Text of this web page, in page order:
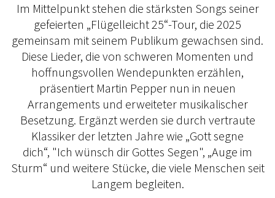
Im Mittelpunkt stehen die stärksten Songs seiner
gefeierten „Flügelleicht 25“-Tour, die 2025
gemeinsam mit seinem Publikum gewachsen sind.
Diese Lieder, die von schweren Momenten und
hoffnungsvollen Wendepunkten erzählen,
präsentiert Martin Pepper nun in neuen
Arrangements und erweiteter musikalischer
Besetzung. Ergänzt werden sie durch vertraute
Klassiker der letzten Jahre wie „Gott segne
dich“, "Ich wünsch dir Gottes Segen", „Auge im
Sturm“ und weitere Stücke, die viele Menschen seit
Langem begleiten.